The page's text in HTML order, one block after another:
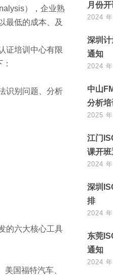
），企业熟
最低的成本、及
证培训中心有限
识别问题、分析
的六大核心工具
国福特汽车、
月份
2024
深圳
通知
2024
中山
分析
2025
江门
课开
2024
深圳
排
2024
东莞
通知
2024